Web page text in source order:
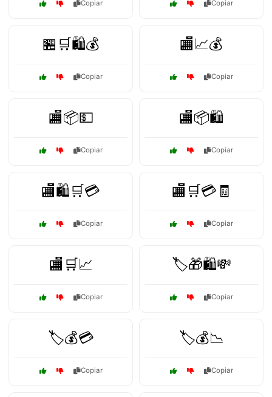
Copiar Copiar
🏪🛒🛍️💰
Copiar
🏬📈💰
Copiar
🏬📦💵
Copiar
🏬📦🛍️
Copiar
🏬🛍️🛒💳
Copiar
🏬🛒💳🧾
Copiar
🏬🛒📈
Copiar
🏷️🎁🛍️💸
Copiar
🏷️💰💳
Copiar
🏷️💰📉
Copiar